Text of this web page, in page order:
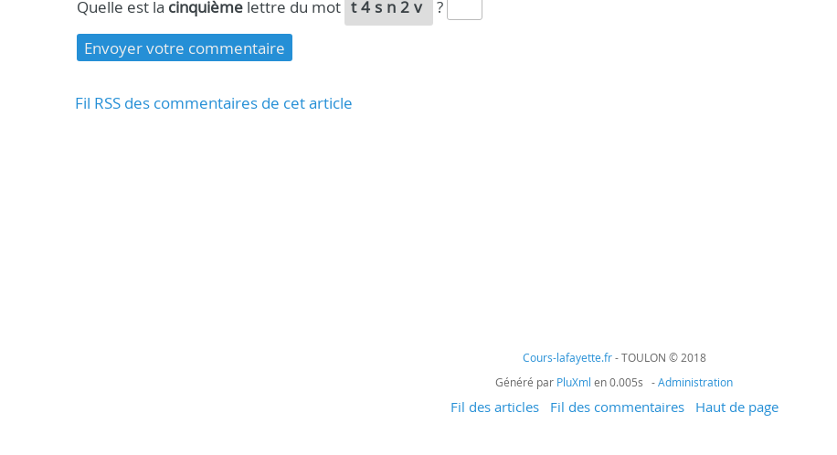
Quelle est la cinquième lettre du mot t4sn2v ?
Fil RSS des commentaires de cet article
Cours-lafayette.fr- TOULON © 2018
Généré par PluXml en 0.005s -Administration
Fil des articles Fil des commentaires Haut de page